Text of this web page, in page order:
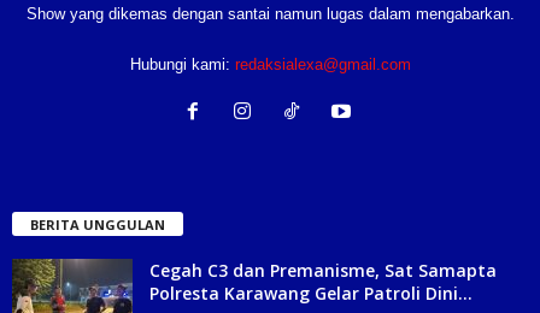
Show yang dikemas dengan santai namun lugas dalam mengabarkan.
Hubungi kami: redaksialexa@gmail.com
BERITA UNGGULAN
Cegah C3 dan Premanisme, Sat Samapta
Polresta Karawang Gelar Patroli Dini...